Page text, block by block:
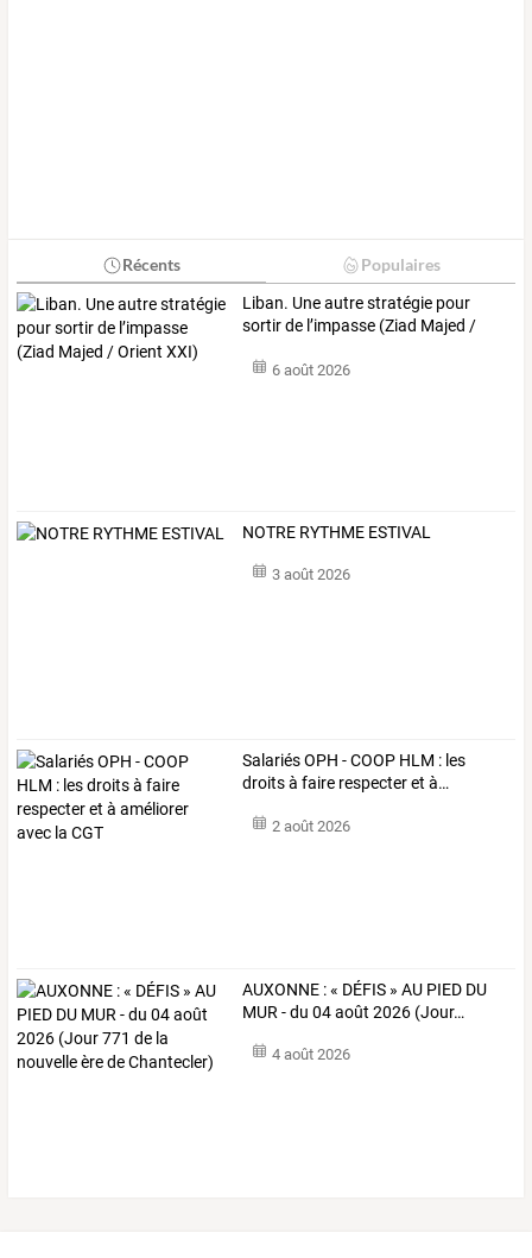
Récents Populaires
Liban. Uneautrestratégie pour
sortirde l’impasse (Ziad Majed /
6 août 2026
NOTRE RYTHME ESTIVAL
3 août 2026
SalariésOPH -COOP HLM : les
droitsà faire respecteret à…
2 août 2026
AUXONNE :« DÉFIS » AU PIED DU
MUR -du 04août 2026 (Jour…
4 août 2026